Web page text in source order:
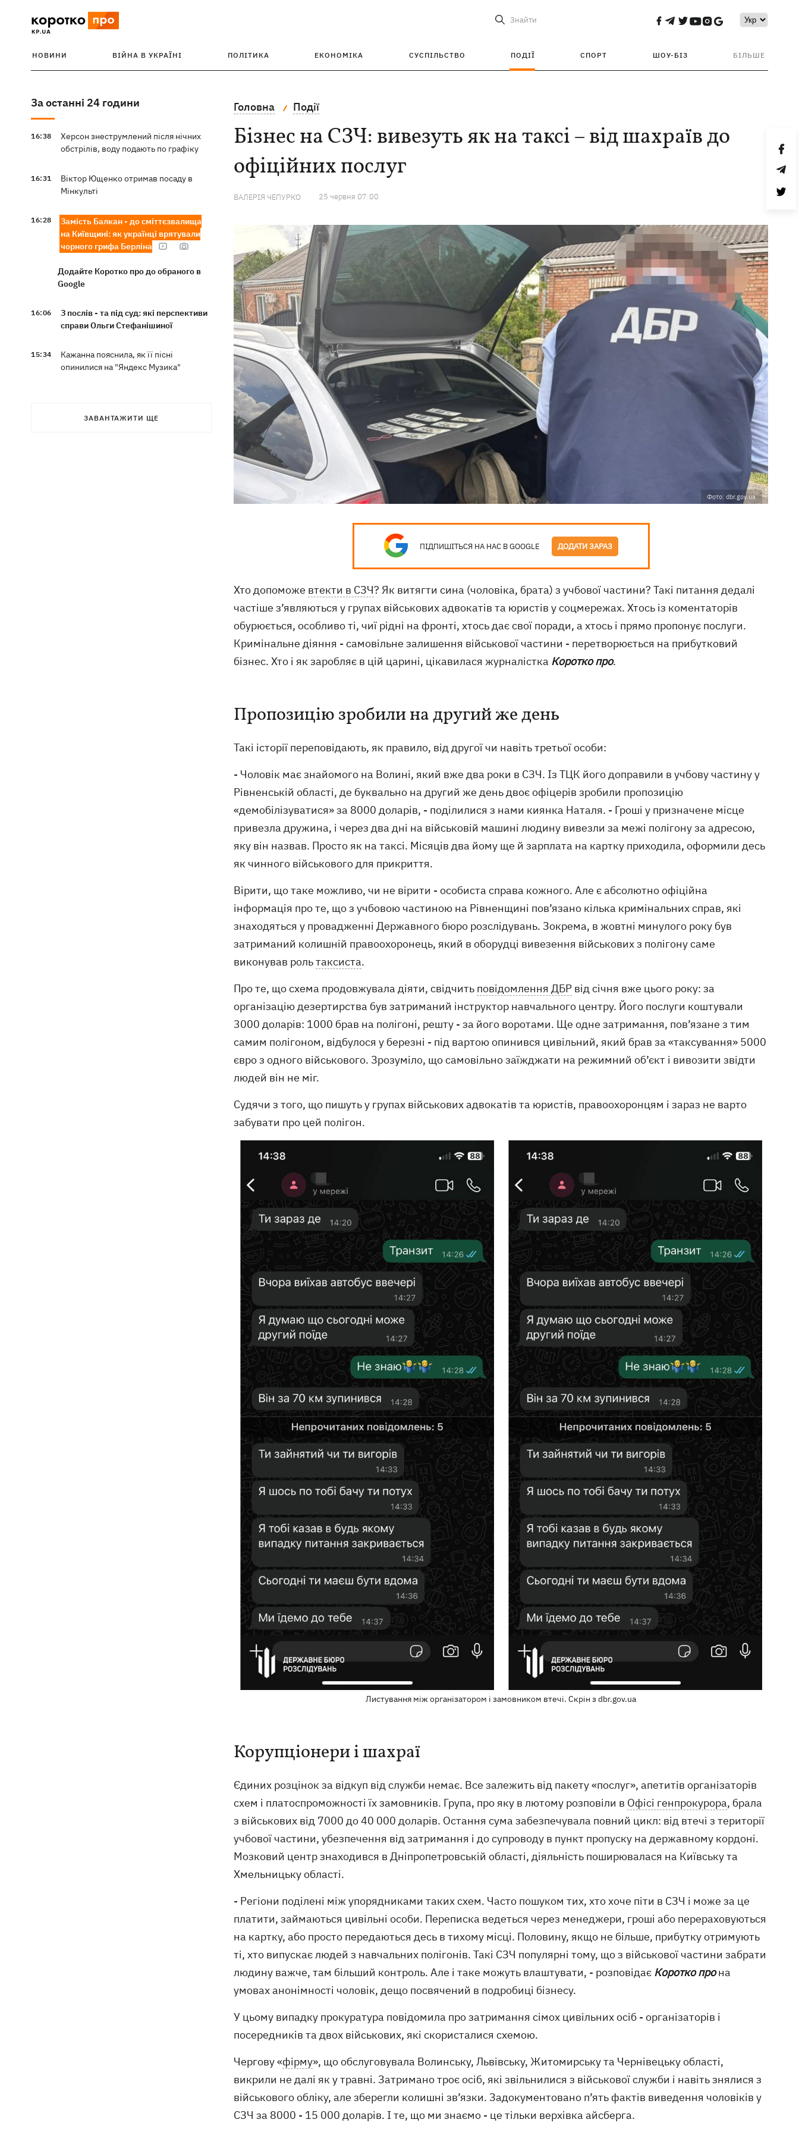
Знайти
НОВИНИ ВІЙНА В УКРАЇНІ ПОЛІТИКА ЕКОНОМІКА СУСПІЛЬСТВО ПОДІЇ СПОРТ ШОУ-БІЗ БІЛЬШЕ
За останні 24 години
16:38
Херсон знеструмлений після нічних
обстрілів, воду подають по графіку
16:31
Віктор Ющенко отримав посаду в
Мінкульті
16:28
Замість Балкан - до сміттєзвалища
на Київщині: як українці врятували
чорного грифа Берліна
Додайте Коротко про до обраного в
Google
16:06
З послів - та під суд: які перспективи
справи Ольги Стефанішиної
15:34
Кажанна пояснила, як її пісні
опинилися на "Яндекс Музика"
ThreadsЗАВАНТАЖИТИ ЩЕ
Головна Події
Бізнес на СЗЧ: вивезуть як на таксі – від шахраїв до
офіційних послуг
ВАЛЕРІЯ ЧЕПУРКО 25 червня 07:00
Фото: dbr.gov.ua
ПІДПИШІТЬСЯ НА НАС В GOOGLE ДОДАТИ ЗАРАЗ
Хто допоможе втекти в СЗЧ? Як витягти сина (чоловіка, брата) з учбової частини? Такі питання дедалі
частіше з’являються у групах військових адвокатів та юристів у соцмережах. Хтось із коментаторів
обурюється, особливо ті, чиї рідні на фронті, хтось дає свої поради, а хтось і прямо пропонує послуги.
Кримінальне діяння - самовільне залишення військової частини - перетворюється на прибутковий
бізнес. Хто і як заробляє в цій царині, цікавилася журналістка Коротко про.
Пропозицію зробили на другий же день
Такі історії переповідають, як правило, від другої чи навіть третьої особи:
- Чоловік має знайомого на Волині, який вже два роки в СЗЧ. Із ТЦК його доправили в учбову частину у
Рівненській області, де буквально на другий же день двоє офіцерів зробили пропозицію
«демобілізуватися» за 8000 доларів, - поділилися з нами киянка Наталя. - Гроші у призначене місце
привезла дружина, і через два дні на військовій машині людину вивезли за межі полігону за адресою,
яку він назвав. Просто як на таксі. Місяців два йому ще й зарплата на картку приходила, оформили десь
як чинного військового для прикриття.
Вірити, що таке можливо, чи не вірити - особиста справа кожного. Але є абсолютно офіційна
інформація про те, що з учбовою частиною на Рівненщині пов’язано кілька кримінальних справ, які
знаходяться у провадженні Державного бюро розслідувань. Зокрема, в жовтні минулого року був
затриманий колишній правоохоронець, який в оборудці вивезення військових з полігону саме
виконував рольтаксиста.
Про те, що схема продовжувала діяти, свідчить повідомлення ДБР від січня вже цього року: за
організацію дезертирства був затриманий інструктор навчального центру. Його послуги коштували
3000 доларів: 1000 брав на полігоні, решту - за його воротами. Ще одне затримання, пов’язане з тим
самим полігоном, відбулося у березні - під вартою опинився цивільний, який брав за «таксування» 5000
євро з одного військового. Зрозуміло, що самовільно заїжджати на режимний об’єкт і вивозити звідти
людей він не міг.
Судячи з того, що пишуть у групах військових адвокатів та юристів, правоохоронцям і зараз не варто
забувати про цей полігон.
Листування між організатором і замовником втечі. Скрін з dbr.gov.ua
Корупціонери і шахраї
Єдиних розцінок за відкуп від служби немає. Все залежить від пакету «послуг», апетитів організаторів
схем і платоспроможності їх замовників. Група, про яку в лютому розповіли в Офісі генпрокурора, брала
з військових від 7000 до 40 000 доларів. Остання сума забезпечувала повний цикл: від втечі з території
учбової частини, убезпечення від затримання і до супроводу в пункт пропуску на державному кордоні.
Мозковий центр знаходився в Дніпропетровській області, діяльність поширювалася на Київську та
Хмельницьку області.
- Регіони поділені між упорядниками таких схем. Часто пошуком тих, хто хоче піти в СЗЧ і може за це
платити, займаються цивільні особи. Переписка ведеться через менеджери, гроші або перераховуються
на картку, або просто передаються десь в тихому місці. Половину, якщо не більше, прибутку отримують
ті, хто випускає людей з навчальних полігонів. Такі СЗЧ популярні тому, що з військової частини забрати
людину важче, там більший контроль. Але і таке можуть влаштувати, - розповідає Коротко прона
умовах анонімності чоловік, дещо посвячений в подробиці бізнесу.
У цьому випадку прокуратура повідомила про затримання сімох цивільних осіб - організаторів і
посередників та двох військових, які скористалися схемою.
Чергову «фірму», що обслуговувала Волинську, Львівську, Житомирську та Чернівецьку області,
викрили не далі як у травні. Затримано троє осіб, які звільнилися з військової служби і навіть знялися з
військового обліку, але зберегли колишні зв’язки. Задокументовано п’ять фактів виведення чоловіків у
СЗЧ за 8000 - 15 000 доларів. І те, що ми знаємо - це тільки верхівка айсберга.